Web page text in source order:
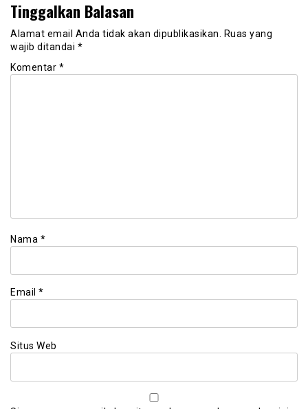
Tinggalkan Balasan
Alamat email Anda tidak akan dipublikasikan.
Ruas yang
wajib ditandai *
Komentar *
Nama *
Email *
Situs Web